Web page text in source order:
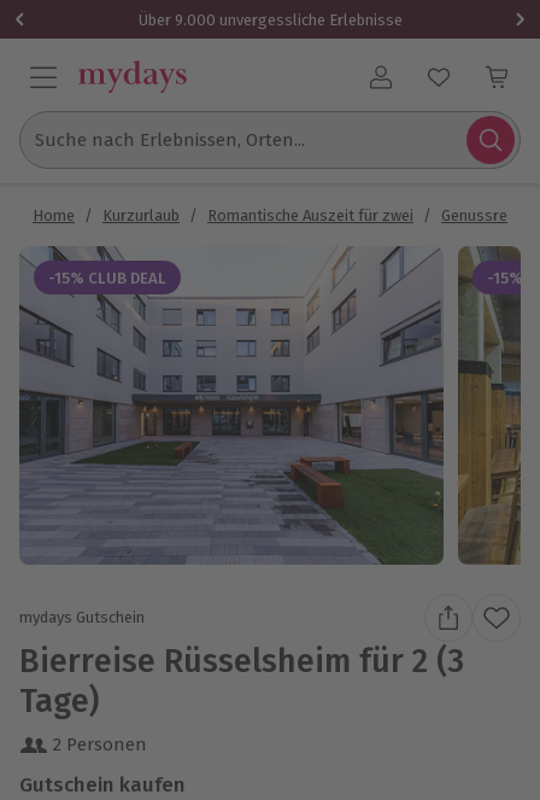
Über 9.000 unvergessliche Erlebnisse
Benutzerkonto
Suche nach Erlebnissen, Orten...
Home / Kurzurlaub / Romantische Auszeit für zwei / Genussreisen
-15% CLUB DEAL -15%
mydays Gutschein
Bierreise Rüsselsheim für 2 (3
Tage)
2 Personen
Gutschein kaufen